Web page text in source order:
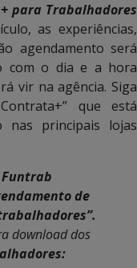
para Trabalhadores
as experiências,
agendamento será
com o dia e a hora
vir na agência. Siga
que está
nas principais lojas
de
download dos